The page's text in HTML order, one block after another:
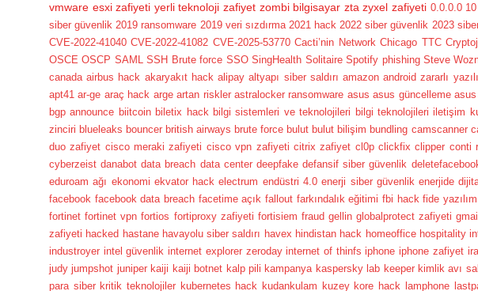
vmware esxi zafiyeti yerli teknoloji zafiyet zombi bilgisayar zta zyxel zafiyeti 0.0.0.0
siber güvenlik 2019 ransomware 2019 veri sızdırma 2021 hack 2022 siber güvenlik 2023
CVE-2022-41040 CVE-2022-41082 CVE-2025-53770 Cacti’nin Network Chicago TTC
OSCE OSCP SAML SSH Brute force SSO SingHealth Solitaire Spotify phishing Steve
canada airbus hack akaryakıt hack alipay altyapı siber saldırı amazon android zararlı
apt41 ar-ge araç hack arge artan riskler astralocker ransomware asus asus güncelleme
bgp announce biitcoin biletix hack bilgi sistemleri ve teknolojileri bilgi teknolojileri iletişim
zinciri blueleaks bouncer british airways brute force bulut bulut bilişim bundling camscanner
duo zafiyet cisco meraki zafiyeti cisco vpn zafiyeti citrix zafiyet cl0p clickfix clipper conti
cyberzeist danabot data breach data center deepfake defansif siber güvenlik
eduroam ağı ekonomi ekvator hack electrum endüstri 4.0 enerji siber güvenlik enerjide
facebook facebook data breach facetime açık fallout farkındalık eğitimi fbi hack fide
fortinet fortinet vpn fortios fortiproxy zafiyeti fortisiem fraud gellin globalprotect zafiyeti
zafiyeti hacked hastane havayolu siber saldırı havex hindistan hack homeoffice hospitality
industroyer intel güvenlik internet explorer zeroday internet of thinfs iphone iphone zafiyet
judy jumpshot juniper kaiji kaiji botnet kalp pili kampanya kaspersky lab keeper kimlik avı
para siber kritik teknolojiler kubernetes hack kudankulam kuzey kore hack lamphone